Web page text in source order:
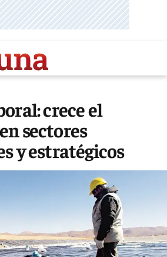
crece el
sectores
y estratégicos